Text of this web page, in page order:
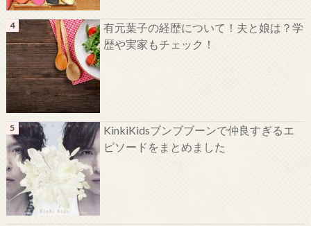
有元葉子の経歴について！夫と娘は？学
歴や実家もチェック！
KinkiKidsブンブブーンで仲良すぎるエ
ピソードをまとめました